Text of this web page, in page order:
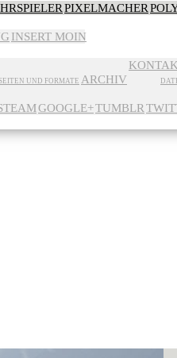
PIXELMACHER
INSERT MOIN
UND FORMATE ARCHIV
GOOGLE+TUMBLR